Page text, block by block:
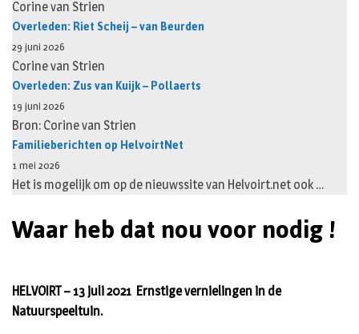
Corine van Strien
Overleden: Riet Scheij – van Beurden
29 juni 2026
Corine van Strien
Overleden: Zus van Kuijk – Pollaerts
19 juni 2026
Bron: Corine van Strien
Familieberichten op HelvoirtNet
1 mei 2026
Het is mogelijk om op de nieuwssite van Helvoirt.net ook …
Waar heb dat nou voor nodig !
HELVOIRT – 13 juli 2021 Ernstige vernielingen in de
Natuurspeeltuin.